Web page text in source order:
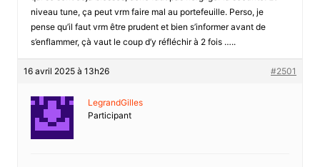
niveau tune, ça peut vrm faire mal au portefeuille. Perso, je
pense qu’il faut vrm être prudent et bien s’informer avant de
s’enflammer, çà vaut le coup d’y réfléchir à 2 fois …..
16 avril 2025 à 13h26 #2501
LegrandGilles
Participant